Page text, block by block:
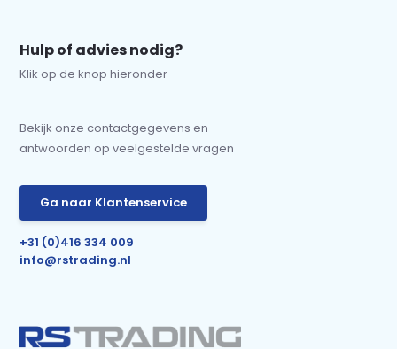
Hulp of advies nodig?
Klik op de knop hieronder
Bekijk onze contactgegevens en
antwoorden op veelgestelde vragen
Ga naar Klantenservice
+31 (0)416 334 009
info@rstrading.nl